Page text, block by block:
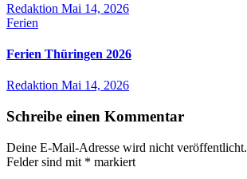
Redaktion Mai 14, 2026
Ferien
Ferien Thüringen 2026
Redaktion Mai 14, 2026
Schreibe einen Kommentar
Deine E-Mail-Adresse wird nicht veröffentlicht.
Felder sind mit * markiert